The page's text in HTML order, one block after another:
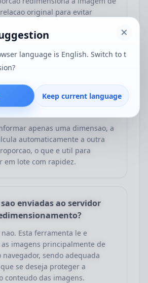
original para evitar
e a altura informadas, o
fixas iguais.
apenas a largura ou
apenas uma dimensao, a
automaticamente a outra
o que e util para
em lote com rapidez.
enviadas ao servidor
Esta ferramenta le e
imagens principalmente de
sendo adequada
se deseja proteger a
conteudo das imagens.
language is English. Switch to t
Keep current language